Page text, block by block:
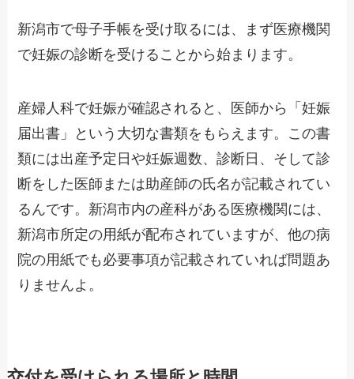
新潟市で母子手帳を受け取るには、まず医療機関
で妊娠の診断を受けることから始まります。
産婦人科で妊娠が確認されると、医師から「妊娠
届出書」という大切な書類をもらえます。この書
類には出産予定日や妊娠週数、診断日、そして診
断をした医師または助産師の氏名が記載されてい
るんです。新潟市内の産科がある医療機関には、
新潟市所定の用紙が配布されていますが、他の病
院の用紙でも必要事項が記載されていれば問題あ
りませんよ。